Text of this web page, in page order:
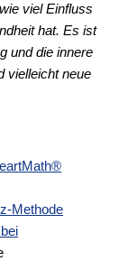
viel Einfluss
hat. Es ist
und die innere
vielleicht neue
Methode